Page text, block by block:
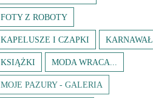
FOTY Z ROBOTY
KAPELUSZE I CZAPKI KARNAWAŁ
KSIĄŻKI MODA WRACA...
MOJE PAZURY - GALERIA